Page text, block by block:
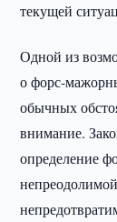
текущей
Одной из
о форс-
обычных
внимание.
определение